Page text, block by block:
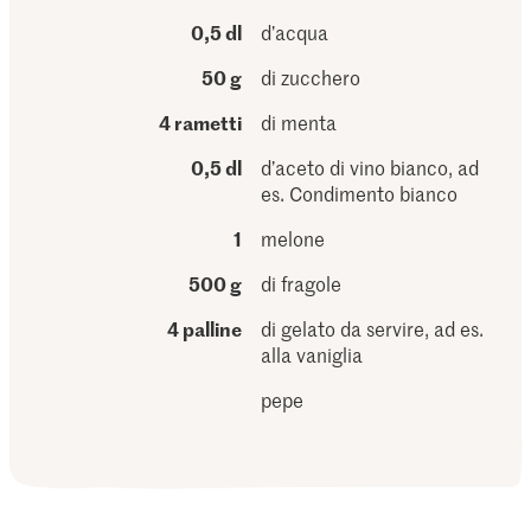
0,5 dl
d’acqua
50 g
di zucchero
4 rametti
di menta
0,5 dl
d’aceto di vino bianco, ad
es. Condimento bianco
1
melone
500 g
di fragole
4 palline
di gelato da servire, ad es.
alla vaniglia
pepe